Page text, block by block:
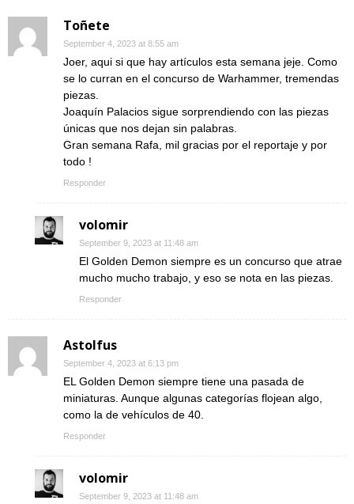
Toñete
September 4, 2023 at 8:55 am
Joer, aqui si que hay artículos esta semana jeje. Como
se lo curran en el concurso de Warhammer, tremendas
piezas.
Joaquín Palacios sigue sorprendiendo con las piezas
únicas que nos dejan sin palabras.
Gran semana Rafa, mil gracias por el reportaje y por
todo !
Responder
volomir
September 9, 2023 at 11:48 am
El Golden Demon siempre es un concurso que atrae
mucho mucho trabajo, y eso se nota en las piezas.
Responder
Astolfus
September 4, 2023 at 6:13 pm
EL Golden Demon siempre tiene una pasada de
miniaturas. Aunque algunas categorías flojean algo,
como la de vehículos de 40.
Responder
volomir
September 9, 2023 at 11:48 am